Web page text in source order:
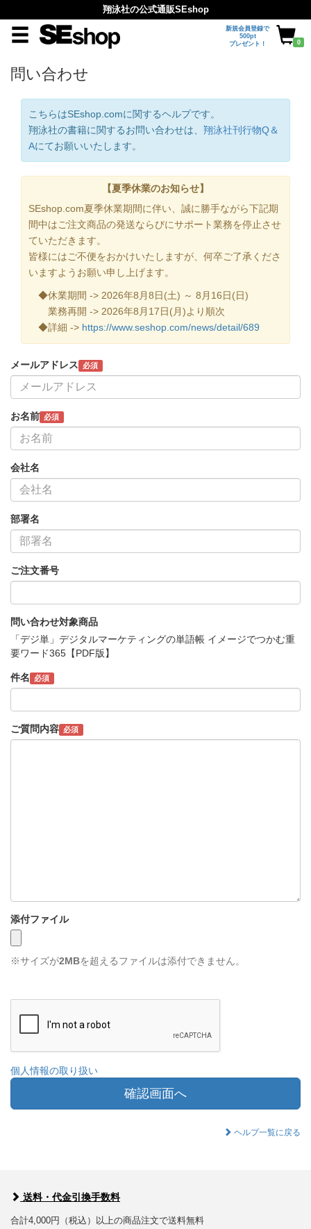
翔泳社の公式通販SEshop
新規会員登録で
500pt
プレゼント！
0
問い合わせ
こちらはSEshop.comに関するヘルプです。
翔泳社の書籍に関するお問い合わせは、 翔泳社刊行物Q＆
Aにてお願いいたします。
【夏季休業のお知らせ】
SEshop.com夏季休業期間に伴い、誠に勝手ながら下記期
間中はご注文商品の発送ならびにサポート業務を停止させ
ていただきます。
皆様にはご不便をおかけいたしますが、何卒ご了承くださ
いますようお願い申し上げます。
◆休業期間 -> 2026年8月8日(土) ～ 8月16日(日)
業務再開 -> 2026年8月17日(月)より順次
◆詳細 -> https://www.seshop.com/news/detail/689
メールアドレス 必須
お名前 必須
会社名
部署名
ご注文番号
問い合わせ対象商品
「デジ単」デジタルマーケティングの単語帳 イメージでつかむ重
要ワード365【PDF版】
件名 必須
ご質問内容 必須
添付ファイル
※サイズが2MBを超えるファイルは添付できません。
個人情報の取り扱い
確認画面へ
ヘルプ一覧に戻る
送料・代金引換手数料
合計4,000円（税込）以上の商品注文で送料無料